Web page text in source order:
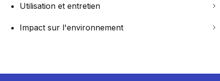
Utilisation et entretien
Impact sur l'environnement